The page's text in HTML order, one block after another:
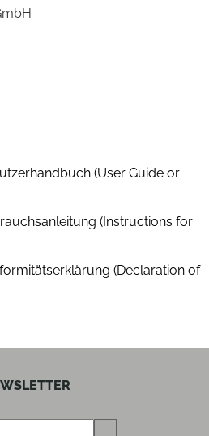
Plattenteller
(User Guide or
(Instructions for
(Declaration of